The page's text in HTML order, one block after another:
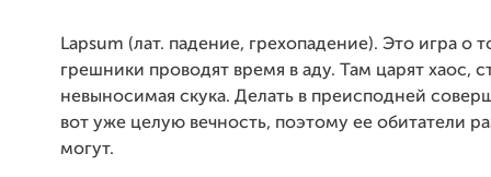
Lapsum (лат. падение, грехопадение). Это игра о
грешники проводят время в аду. Там царят хаос,
невыносимая скука. Делать в преисподней
вот уже целую вечность, поэтому ее обитатели
могут.